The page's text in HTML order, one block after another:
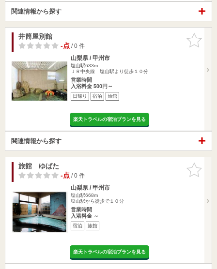
関連情報から探す
お気に入
りに追加
井筒屋別館
-点/ 0 件
山梨県 / 甲州市
塩山駅633m
ＪＲ中央線 塩山駅より徒歩１０分
営業時間
入浴料金 500円～
日帰り 宿泊 旅館
楽天トラベルの宿泊プランを見る
関連情報から探す
お気に入
りに追加
旅館 ゆばた
-点/ 0 件
山梨県 / 甲州市
塩山駅668m
塩山駅から徒歩で１０分
営業時間
入浴料金 ～
宿泊 旅館
楽天トラベルの宿泊プランを見る